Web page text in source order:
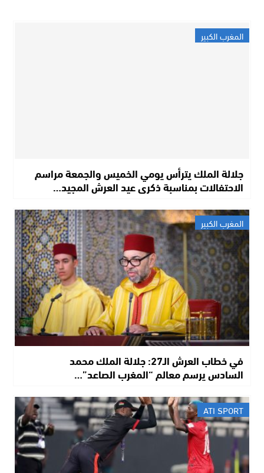
المغرب الكبير
جلالة الملك يترأس يومي الخميس والجمعة مراسم
الاحتفالات بمناسبة ذكرى عيد العرش المجيد…
المغرب الكبير
في خطاب العرش الـ27: جلالة الملك محمد
السادس يرسم معالم “المغرب الصاعد”…
ATI SPORT